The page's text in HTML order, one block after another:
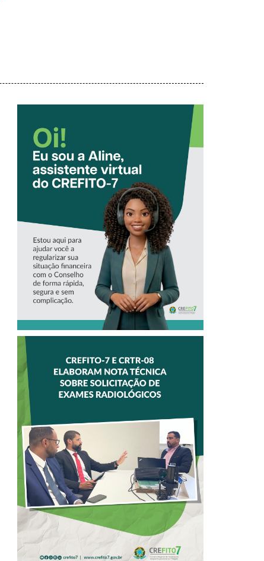
CONHEÇA A
‘ALINE’,
ASSISTENTE
VIRTUAL DO
CREFITO-7
CREFITO-7 E
CRTR-08 INICIAM
NOTA TÉCNICA
SOLICITAÇÃO DE
EXAMES
RADIOLÓGICOS